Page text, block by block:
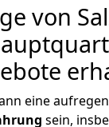
von
eine
sein,